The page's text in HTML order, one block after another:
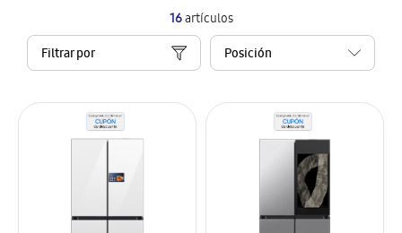
16artículos
Filtrar por